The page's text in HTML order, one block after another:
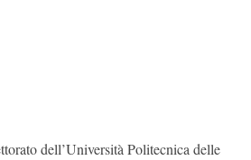
dell’Università Politecnica delle